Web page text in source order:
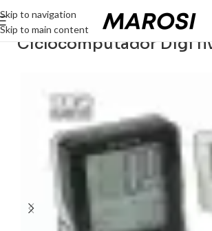
Skip to navigation
Skip to main content
Ciclocomputador Digi